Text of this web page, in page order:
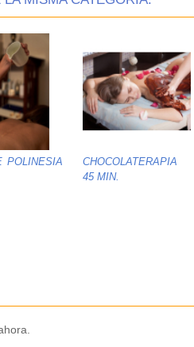
POLINESIA
CHOCOLATERAPIA
45 MIN.